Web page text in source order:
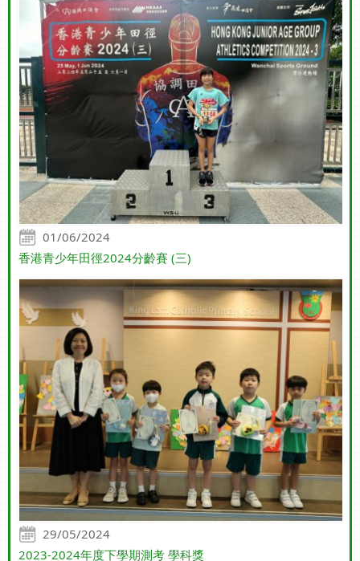
01/06/2024
香港青少年田徑2024分齡賽 (三)
29/05/2024
2023-2024年度下學期測考 學科獎